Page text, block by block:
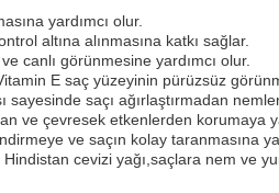
yardımcı olur.
altına alınmasına katkı sağlar.
canlı görünmesine yardımcı olur.
E saç yüzeyinin pürüzsüz
sayesinde saçı ağırlaştırmadan
ve çevresek etkenlerden korumaya
ve saçın kolay taranmasına
cevizi yağı,saçlara nem ve